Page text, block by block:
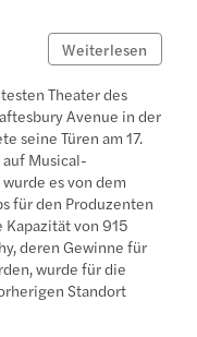
Weiterlesen
Theater des
Avenue in der
seine Türen am 17.
Musical-
es von dem
für den Produzenten
Kapazität von 915
deren Gewinne für
wurde für die
Standort